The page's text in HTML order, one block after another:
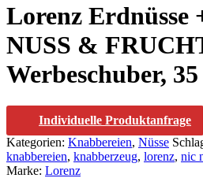
Lorenz Erdnüsse
NUSS &
Werbeschuber,
Individuelle Produktanfrage
Kategorien: Knabbereien, Nüsse
knabbereien, knabberzeug, lorenz, nic
Marke: Lorenz